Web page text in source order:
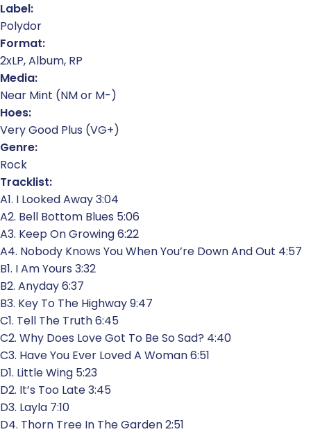
Label:
Polydor
Format:
2xLP, Album, RP
Media:
Near Mint (NM or M-)
Hoes:
Very Good Plus (VG+)
Genre:
Rock
Tracklist:
A1. I Looked Away 3:04
A2. Bell Bottom Blues 5:06
A3. Keep On Growing 6:22
A4. Nobody Knows You When You’re Down And Out 4:57
B1. I Am Yours 3:32
B2. Anyday 6:37
B3. Key To The Highway 9:47
C1. Tell The Truth 6:45
C2. Why Does Love Got To Be So Sad? 4:40
C3. Have You Ever Loved A Woman 6:51
D1. Little Wing 5:23
D2. It’s Too Late 3:45
D3. Layla 7:10
D4. Thorn Tree In The Garden 2:51